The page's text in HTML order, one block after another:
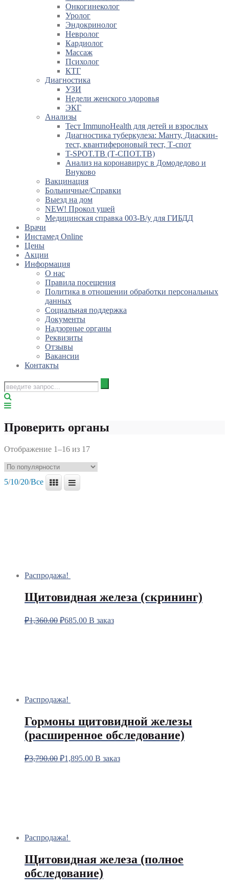
Онкогинеколог
Уролог
Эндокринолог
Невролог
Кардиолог
Массаж
Психолог
КТГ
Диагностика
УЗИ
Недели женского здоровья
ЭКГ
Анализы
Тест ImmunoHealth для детей и взрослых
Диагностика туберкулеза: Манту, Диаскин-
тест, квантифероновый тест, Т-спот
T-SPOT.TB (Т-СПОТ.ТВ)
Анализ на коронавирус в Домодедово и
Внуково
Вакцинация
Больничные/Справки
Выезд на дом
NEW! Прокол ушей
Медицинская справка 003-В/у для ГИБДД
Врачи
Инстамед Online
Цены
Акции
Информация
О нас
Правила посещения
Политика в отношении обработки персональных
данных
Социальная поддержка
Документы
Надзорные органы
Реквизиты
Отзывы
Вакансии
Контакты
Проверить органы
Отображение 1–16 из 17
5/10/20/Все
Распродажа!
Щитовидная железа (скрининг)
₽1,360.00 ₽685.00 В заказ
Распродажа!
Гормоны щитовидной железы
(расширенное обследование)
₽3,790.00 ₽1,895.00 В заказ
Распродажа!
Щитовидная железа (полное
обследование)